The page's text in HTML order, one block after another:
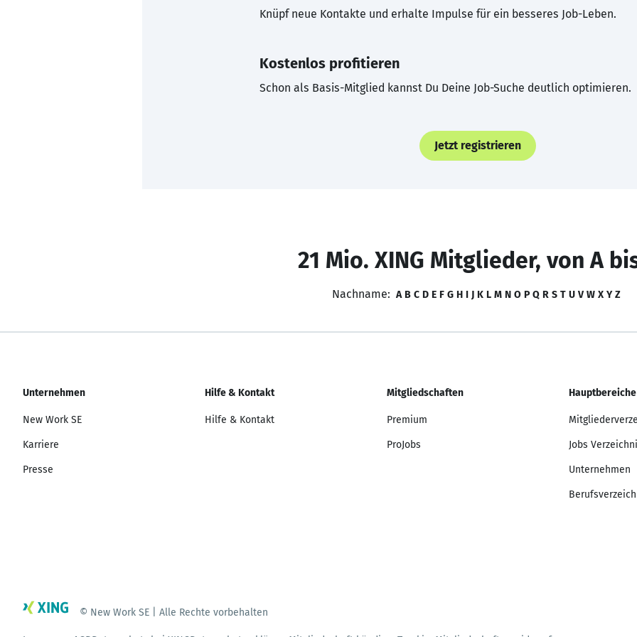
Knüpf neue Kontakte und erhalte Impulse für ein besseres Job-Leben.
Kostenlos profitieren
Schon als Basis-Mitglied kannst Du Deine Job-Suche deutlich optimieren.
Jetzt registrieren
21 Mio. XING Mitglieder, von A
Nachname: A B C D E F G H I J K L M N O P Q R S T U V W X Y Z
Unternehmen
New Work SE
Karriere
Presse
Hilfe & Kontakt
Hilfe & Kontakt
Mitgliedschaften
Premium
ProJobs
Hauptbereiche
Jobs
Unternehmen
© New Work SE | Alle Rechte vorbehalten